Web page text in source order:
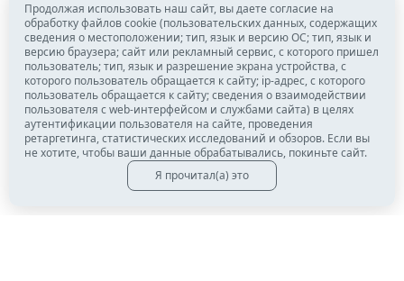
Продолжая использовать наш сайт, вы даете согласие на
обработку файлов cookie (пользовательских данных, содержащих
сведения о местоположении; тип, язык и версию ОС; тип, язык и
версию браузера; сайт или рекламный сервис, с которого пришел
пользователь; тип, язык и разрешение экрана устройства, с
которого пользователь обращается к сайту; ip-адрес, с которого
пользователь обращается к сайту; сведения о взаимодействии
пользователя с web-интерфейсом и службами сайта) в целях
аутентификации пользователя на сайте, проведения
ретаргетинга, статистических исследований и обзоров. Если вы
не хотите, чтобы ваши данные обрабатывались, покиньте сайт.
Я прочитал(а) это